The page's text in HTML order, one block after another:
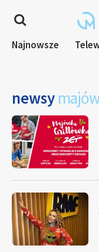
Najnowsze
newsy